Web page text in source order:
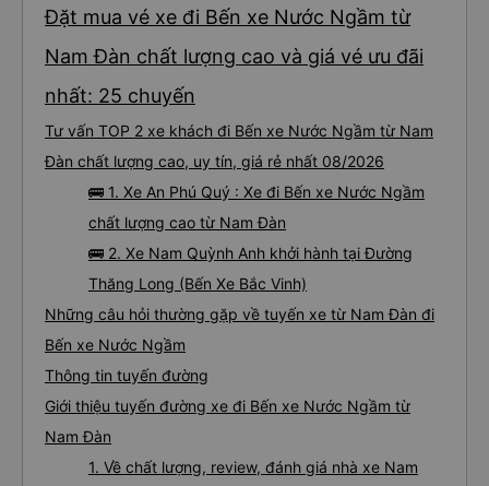
Đặt mua vé xe đi Bến xe Nước Ngầm từ
Nam Đàn chất lượng cao và giá vé ưu đãi
nhất: 25 chuyến
Tư vấn TOP 2 xe khách đi Bến xe Nước Ngầm từ Nam
Đàn chất lượng cao, uy tín, giá rẻ nhất 08/2026
🚌 1. Xe An Phú Quý : Xe đi Bến xe Nước Ngầm
chất lượng cao từ Nam Đàn
🚌 2. Xe Nam Quỳnh Anh khởi hành tại Đường
Thăng Long (Bến Xe Bắc Vinh)
Những câu hỏi thường gặp về tuyến xe từ Nam Đàn đi
Bến xe Nước Ngầm
Thông tin tuyến đường
Giới thiệu tuyến đường xe đi Bến xe Nước Ngầm từ
Nam Đàn
1. Về chất lượng, review, đánh giá nhà xe Nam